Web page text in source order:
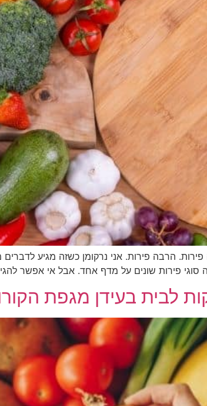
הרבה פירות. אני נרקומן כשזה מגיע
סוגי פירות שונים על מדף אחד. אבל אי אפשר
לבית בעידן מגפת